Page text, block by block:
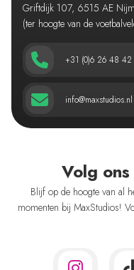
Griftdijk 107, 6515 AE
(ter hoogte van de
+31 (0)6 26 48 42
info@maxstudios.nl
Volg
Blijf op de hoogte van al
momenten bij MaxStudios!